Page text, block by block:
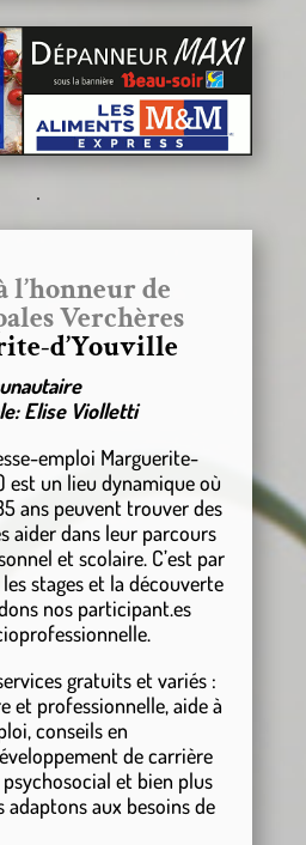
l’honneur de
Verchères
d’Youville
Elise Violletti
emploi Marguerite-
est un lieu dynamique où
ans peuvent trouver des
aider dans leur parcours
et scolaire. C’est par
stages et la découverte
nos participant.es
gratuits et variés :
et professionnelle, aide à
conseils en
de carrière
et bien plus
adaptons aux besoins de